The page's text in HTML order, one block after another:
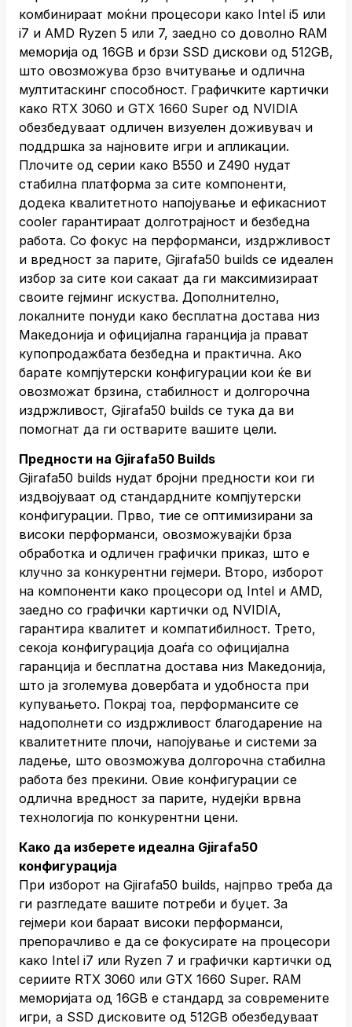
комбинираат моќни процесори како Intel i5 или
i7 и AMD Ryzen 5 или 7, заедно со доволно RAM
меморија од 16GB и брзи SSD дискови од 512GB,
што овозможува брзо вчитување и одлична
мултитаскинг способност. Графичките картички
како RTX 3060 и GTX 1660 Super од NVIDIA
обезбедуваат одличен визуелен доживувач и
поддршка за најновите игри и апликации.
Плочите од серии како B550 и Z490 нудат
стабилна платформа за сите компоненти,
додека квалитетното напојување и ефикасниот
cooler гарантираат долготрајност и безбедна
работа. Со фокус на перформанси, издржливост
и вредност за парите, Gjirafa50 builds се идеален
избор за сите кои сакаат да ги максимизираат
своите гејминг искуства. Дополнително,
локалните понуди како бесплатна достава низ
Македонија и официјална гаранција ја прават
купопродажбата безбедна и практична. Ако
барате компјутерски конфигурации кои ќе ви
овозможат брзина, стабилност и долгорочна
издржливост, Gjirafa50 builds се тука да ви
помогнат да ги остварите вашите цели.
Предности на Gjirafa50 Builds
Gjirafa50 builds нудат бројни предности кои ги
издвојуваат од стандардните компјутерски
конфигурации. Прво, тие се оптимизирани за
високи перформанси, овозможувајќи брза
обработка и одличен графички приказ, што е
клучно за конкурентни гејмери. Второ, изборот
на компоненти како процесори од Intel и AMD,
заедно со графички картички од NVIDIA,
гарантира квалитет и компатибилност. Трето,
секоја конфигурација доаѓа со официјална
гаранција и бесплатна достава низ Македонија,
што ја зголемува довербата и удобноста при
купувањето. Покрај тоа, перформансите се
надополнети со издржливост благодарение на
квалитетните плочи, напојување и системи за
ладење, што овозможува долгорочна стабилна
работа без прекини. Овие конфигурации се
одлична вредност за парите, нудејќи врвна
технологија по конкурентни цени.
Како да изберете идеална Gjirafa50
конфигурација
При изборот на Gjirafa50 builds, најпрво треба да
ги разгледате вашите потреби и буџет. За
гејмери кои бараат високи перформанси,
препорачливо е да се фокусирате на процесори
како Intel i7 или Ryzen 7 и графички картички од
сериите RTX 3060 или GTX 1660 Super. RAM
меморијата од 16GB е стандард за современите
игри, а SSD дисковите од 512GB обезбедуваат